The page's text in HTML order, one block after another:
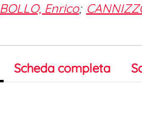
BOLLO, Enrico;
Scheda completa